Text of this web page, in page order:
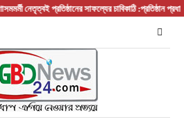
নেতৃত্বই প্রতিষ্ঠানের সাফল্যের চাবিকাঠি :প্রতিষ্ঠান প্রধান/ বস/